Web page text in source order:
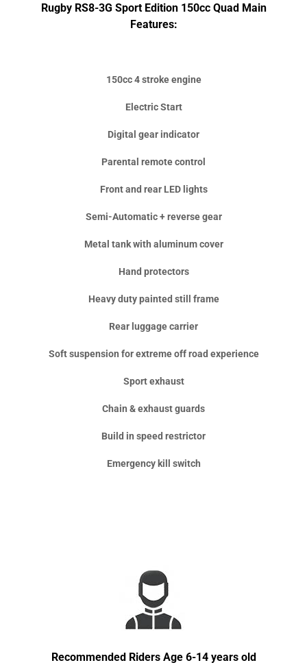
Rugby RS8-3G Sport Edition 150cc Quad Main
Features:
150cc 4 stroke engine
Electric Start
Digital gear indicator
Parental remote control
Front and rear LED lights
Semi-Automatic + reverse gear
Metal tank with aluminum cover
Hand protectors
Heavy duty painted still frame
Rear luggage carrier
Soft suspension for extreme off road experience
Sport exhaust
Chain & exhaust guards
Build in speed restrictor
Emergency kill switch
Recommended Riders Age 6-14 years old